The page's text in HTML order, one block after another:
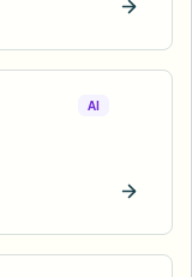
Prova
AI
Prova